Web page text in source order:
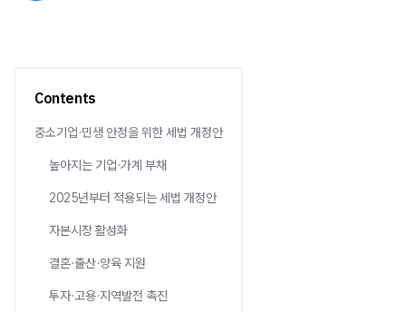
Contents
중소기업·민생 안정을 위한 세법 개정안
높아지는 기업·가계 부채
2025년부터 적용되는 세법 개정안
자본시장 활성화
결혼·출산·양육 지원
투자·고용·지역발전 촉진